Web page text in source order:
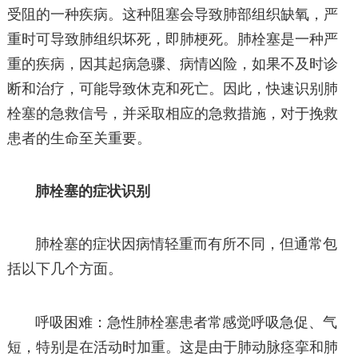
受阻的一种疾病。这种阻塞会导致肺部组织缺氧，严
重时可导致肺组织坏死，即肺梗死。肺栓塞是一种严
重的疾病，因其起病急骤、病情凶险，如果不及时诊
断和治疗，可能导致休克和死亡。因此，快速识别肺
栓塞的急救信号，并采取相应的急救措施，对于挽救
患者的生命至关重要。
肺栓塞的症状识别
肺栓塞的症状因病情轻重而有所不同，但通常包
括以下几个方面。
呼吸困难：急性肺栓塞患者常感觉呼吸急促、气
短，特别是在活动时加重。这是由于肺动脉痉挛和肺